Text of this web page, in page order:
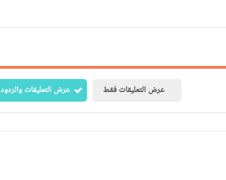
عرض التعليقات فقط عرض التعليقات والردود